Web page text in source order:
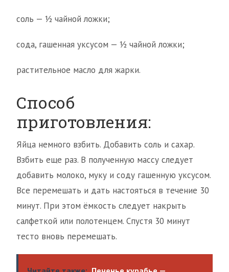
соль — ½ чайной ложки;
сода, гашенная уксусом — ½ чайной ложки;
растительное масло для жарки.
Способ
приготовления:
Яйца немного взбить. Добавить соль и сахар.
Взбить еще раз. В полученную массу следует
добавить молоко, муку и соду гашенную уксусом.
Все перемешать и дать настояться в течение 30
минут. При этом ёмкость следует накрыть
салфеткой или полотенцем. Спустя 30 минут
тесто вновь перемешать.